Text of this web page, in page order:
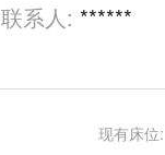
联系人: ******
现有床位: